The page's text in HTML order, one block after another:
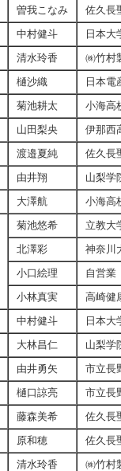
曽我こなみ
佐久長
中村健斗
日本大
清水玲香
㈱竹村
樋沙織
日本電
菊池耕太
小海高
山田梨央
伊那西
渡邉夏純
佐久長
由井翔
山梨学
大澤航 小海高
菊池悠希
立教大
北澤彩
神奈川
小口絵理
自営業
小林真実
高崎健
中村健斗
日本大
大林昌仁
山梨学
由井勇矢
市立長
樋口諒亮
市立長
藤森美希
佐久長
原和穂
佐久長
清水玲香
㈱竹村